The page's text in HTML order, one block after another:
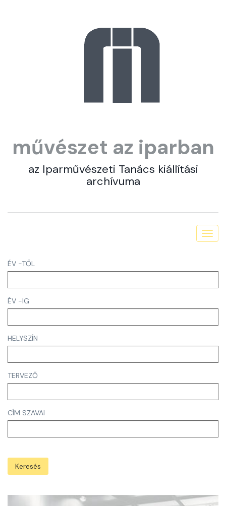
művészet az iparban
az Iparművészeti Tanács kiállítási
archívuma
ÉV -TŐL
ÉV -IG
HELYSZÍN
TERVEZŐ
CÍM SZAVAI
Keresés